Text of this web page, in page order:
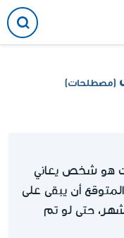
(مصطلحات)
هو شخص يعاني
أن يبقى على
الحياة لمدة تفوق ال6 أشهر، حتى لو تم